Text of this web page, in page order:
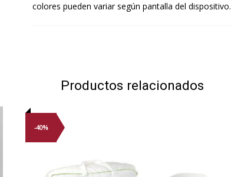
colores pueden variar según pantalla del dispositivo.
Productos relacionados
-40%